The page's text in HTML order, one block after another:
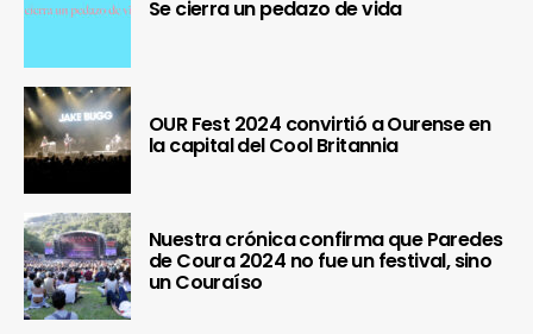
Se cierra un pedazo de vida
OUR Fest 2024 convirtió a Ourense en
la capital del Cool Britannia
Nuestra crónica confirma que Paredes
de Coura 2024 no fue un festival, sino
un Couraíso